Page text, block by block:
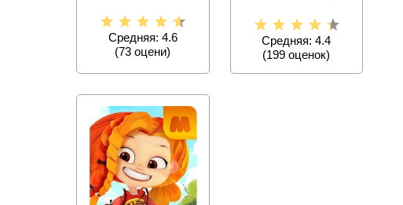
комнат, сортировке
Средняя: 4.6
(73 оцени)
шоппинга!
Средняя: 4.4
(199 оценок)